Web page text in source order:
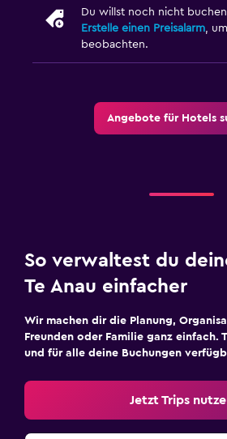
Du willst noch nicht
Erstelle einen Preisalarm ,
beobachten.
Angebote für Hotels
So verwaltest du
Te Anau einfacher
Wir machen dir die Planung,
Freunden oder Familie ganz einfach.
und für alle deine Buchungen
Jetzt Trips